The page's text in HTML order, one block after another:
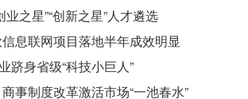
业之星”“创新之星”人才遴选
息联网项目落地半年成效明显
跻身省级“科技小巨人”
事制度改革激活市场“一池春水”